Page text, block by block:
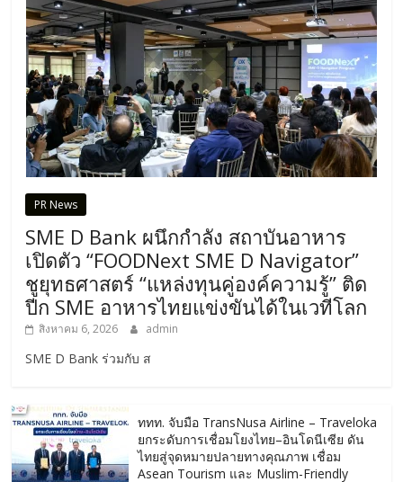
PR News
SME D Bank ผนึกกำลัง สถาบันอาหาร
เปิดตัว “FOODNext SME D Navigator”
ชูยุทธศาสตร์ “แหล่งทุนคู่องค์ความรู้” ติด
ปีก SME อาหารไทยแข่งขันได้ในเวทีโลก
สิงหาคม 6, 2026 admin
SME D Bank ร่วมกับ ส
ททท. จับมือ TransNusa Airline – Traveloka
ยกระดับการเชื่อมโยงไทย–อินโดนีเซีย ดัน
ไทยสู่จุดหมายปลายทางคุณภาพ เชื่อม
Asean Tourism และ Muslim-Friendly